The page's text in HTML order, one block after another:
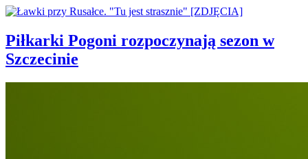
Piłkarki Pogoni rozpoczynają sezon w
Szczecinie